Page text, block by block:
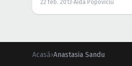
22 feb. 2013·Aida Popoviciu
Acasă›Anastasia Sandu